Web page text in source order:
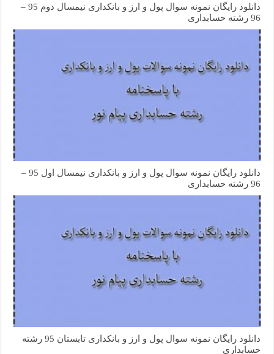
دانلود رایگان نمونه سوال پول و ارز و بانکداری نیمسال دوم 95 –
96 رشته حسابداری
دانلود رایگان نمونه سوال پول و ارز و بانکداری نیمسال اول 95 –
96 رشته حسابداری
دانلود رایگان نمونه سوال پول و ارز و بانکداری تابستان 95 رشته
حسابداری